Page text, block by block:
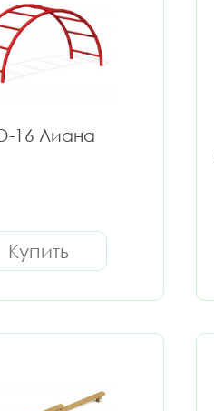
16 Лиана
Купить